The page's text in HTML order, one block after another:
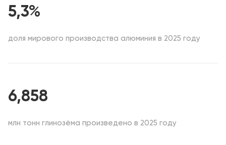
5,3%
доля мирового производства алюминия в 2025 году
6,858
млн тонн глинозёма произведено в 2025 году